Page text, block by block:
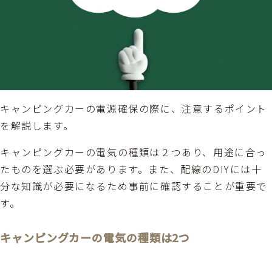
キャンピングカーの電源確保の際に、注意するポイント
を解説します。
キャンピングカーの電気の種類は２つあり、用途に合っ
たものを選ぶ必要があります。また、配線のDIYには十
分な知識が必要になるため事前に確認することが重要で
す。
キャンピングカーの電気の種類は2つ